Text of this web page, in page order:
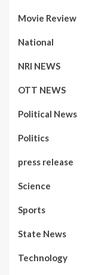
Movie Review
National
NRI NEWS
OTT NEWS
Political News
Politics
press release
Science
Sports
State News
Technology